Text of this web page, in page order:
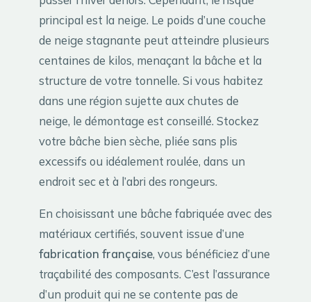
principal est la neige. Le poids d’une couche
de neige stagnante peut atteindre plusieurs
centaines de kilos, menaçant la bâche et la
structure de votre tonnelle. Si vous habitez
dans une région sujette aux chutes de
neige, le démontage est conseillé. Stockez
votre bâche bien sèche, pliée sans plis
excessifs ou idéalement roulée, dans un
endroit sec et à l’abri des rongeurs.
En choisissant une bâche fabriquée avec des
matériaux certifiés, souvent issue d’une
fabrication française, vous bénéficiez d’une
traçabilité des composants. C’est l’assurance
d’un produit qui ne se contente pas de